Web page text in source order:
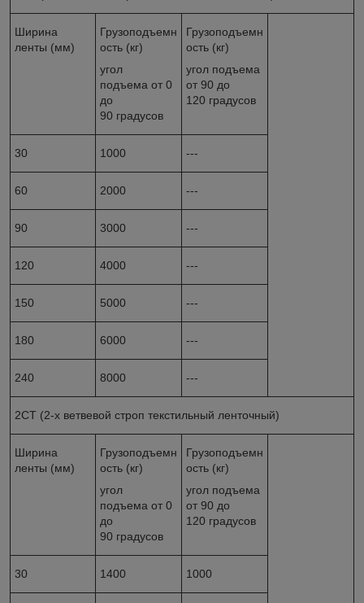
Ширина
ленты (мм)
Грузоподъемн
ость (кг)
угол
подъема от 0
до
90 градусов
Грузоподъемн
ость (кг)
угол подъема
от 90 до
120 градусов
30 1000 ---
60 2000 ---
90 3000 ---
120 4000 ---
150 5000 ---
180 6000 ---
240 8000 ---
2СТ (2-х ветвевой строп текстильный ленточный)
Ширина
ленты (мм)
Грузоподъемн
ость (кг)
угол
подъема от 0
до
90 градусов
Грузоподъемн
ость (кг)
угол подъема
от 90 до
120 градусов
30 1400 1000